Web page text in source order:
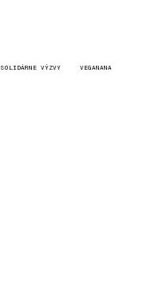
SOLIDÁRNE VÝZVY VEGANANA